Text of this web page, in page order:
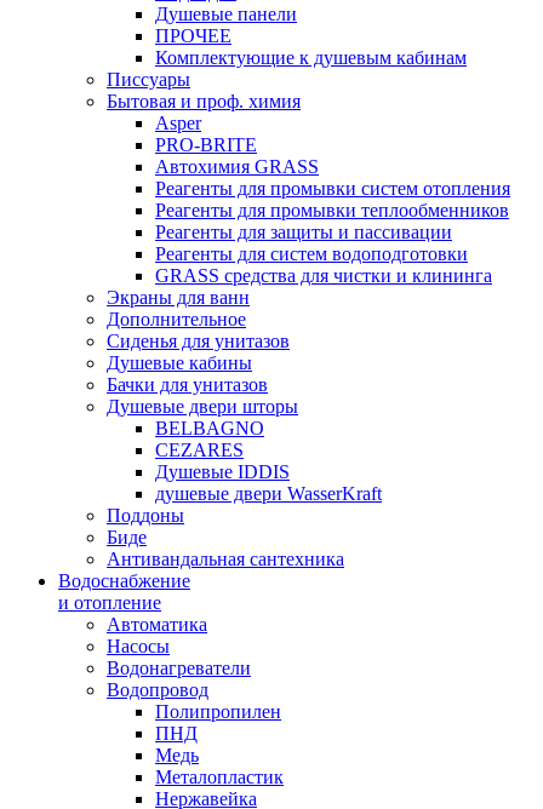
Душевые панели
ПРОЧЕЕ
Комплектующие к душевым кабинам
Писсуары
Бытовая и проф. химия
Asper
PRO-BRITE
Автохимия GRASS
Реагенты для промывки систем отопления
Реагенты для промывки теплообменников
Реагенты для защиты и пассивации
Реагенты для систем водоподготовки
GRASS средства для чистки и клининга
Экраны для ванн
Дополнительное
Сиденья для унитазов
Душевые кабины
Бачки для унитазов
Душевые двери шторы
BELBAGNO
CEZARES
Душевые IDDIS
душевые двери WasserKraft
Поддоны
Биде
Антивандальная сантехника
Водоснабжение
и отопление
Автоматика
Насосы
Водонагреватели
Водопровод
Полипропилен
ПНД
Медь
Металопластик
Нержавейка